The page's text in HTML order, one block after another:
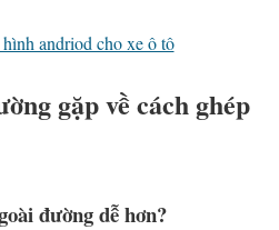
andriod cho xe ô tô
gặp về cách ghép
đường dễ hơn?